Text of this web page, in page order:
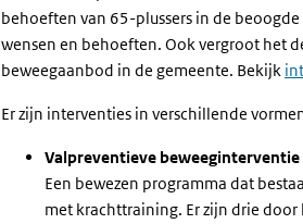
behoeften van 65-plussers in de
wensen en behoeften. Ook vergroot het
beweegaanbod in de gemeente. Bekijk
Er zijn interventies in verschillende
Valpreventieve
Een bewezen programma dat
met krachttraining. Er zijn drie door